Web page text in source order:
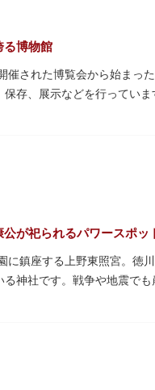
る博物館
催された博覧会から始まっ
存、展示などを行っていま
本館をはじめとする6つの
石の大階段がある本館では
る方などに向け提案され
アムショップのほか緑豊
が祀られるパワースポッ
に鎮座する上野東照宮。徳
神社です。戦争や地震で
な金色殿（社殿）などの建
は文化財保護のため通常